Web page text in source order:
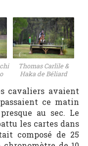
Thomas Carlile &
Haka de Béliard
cavaliers avaient
ce matin
au sec. Le
les cartes dans
composé de 25